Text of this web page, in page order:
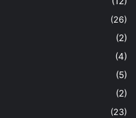
(26)
(2)
(4)
(5)
(2)
(23)